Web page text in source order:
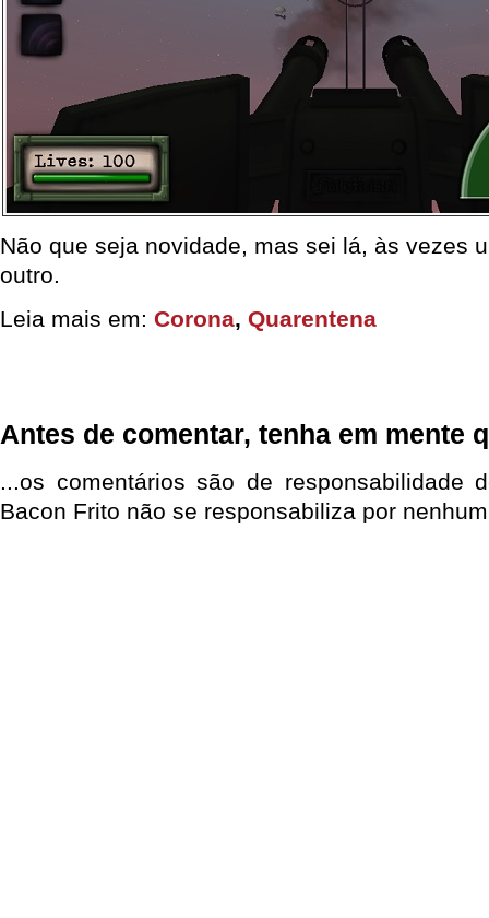
Não que seja novidade, mas sei lá, às vezes
outro.
Leia mais em: Corona, Quarentena
Antes de comentar, tenha em mente
...os comentários são de responsabilidade
Bacon Frito não se responsabiliza por